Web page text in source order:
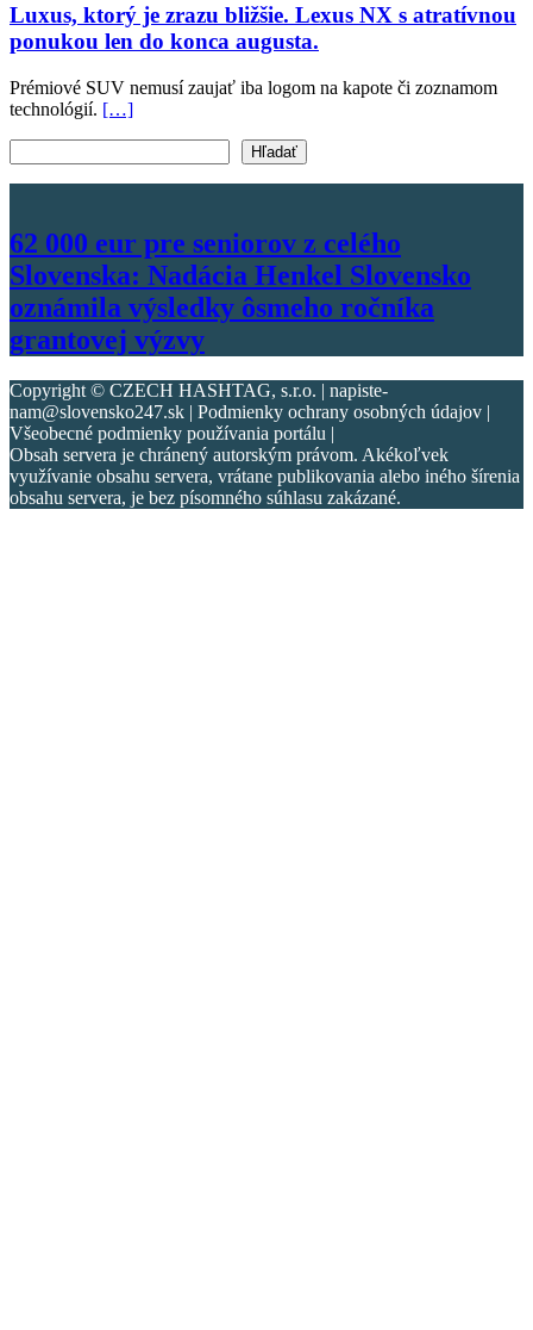
Luxus, ktorý je zrazu bližšie. Lexus NX s atratívnou
ponukou len do konca augusta.
Prémiové SUV nemusí zaujať iba logom na kapote či zoznamom
technológií. […]
Hľadať
62 000 eur pre seniorov z celého
Slovenska: Nadácia Henkel Slovensko
oznámila výsledky ôsmeho ročníka
grantovej výzvy
Copyright © CZECH HASHTAG, s.r.o. | napiste-
nam@slovensko247.sk | Podmienky ochrany osobných údajov |
Všeobecné podmienky používania portálu |
Obsah servera je chránený autorským právom. Akékoľvek
využívanie obsahu servera, vrátane publikovania alebo iného šírenia
obsahu servera, je bez písomného súhlasu zakázané.